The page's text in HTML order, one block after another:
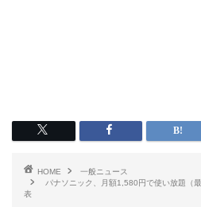
HOME
一般ニュース
パナソニック、月額1,580円で使い放題（
表